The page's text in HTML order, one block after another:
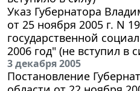
Указ Губернатора
от 25 ноября 2005 г. N
государственной
2006 год" (не вступил в
3 декабря 2005
Постановление